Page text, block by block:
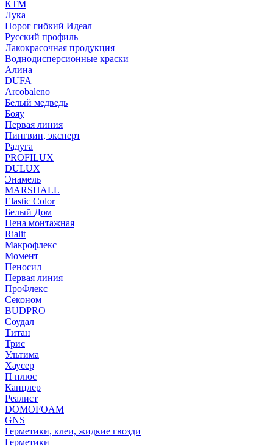
КТМ
Лука
Порог гибкий Идеал
Русский профиль
Лакокрасочная продукция
Воднодисперсионные краски
Алина
DUFA
Arcobaleno
Белый медведь
Бояу
Первая линия
Пингвин, эксперт
Радуга
PROFILUX
DULUX
Энамель
MARSHALL
Elastic Color
Белый Дом
Пена монтажная
Rialit
Макрофлекс
Момент
Пеносил
Первая линия
ПроФлекс
Секоном
BUDPRO
Соудал
Титан
Трис
Ультима
Хаусер
П плюс
Канцлер
Реалист
DOMOFOAM
GNS
Герметики, клеи, жидкие гвозди
Герметики